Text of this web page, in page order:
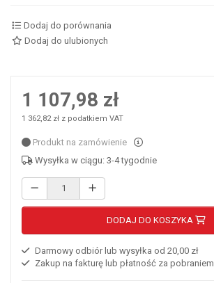
Dodaj do porównania
Dodaj do ulubionych
1 107,98 zł
1 362,82 zł z podatkiem VAT
Produkt na zamówienie
Wysyłka w ciągu: 3-4 tygodnie
DODAJ DO KOSZYKA
Darmowy odbiór lub wysyłka od 20,00 zł
Zakup na fakturę lub płatność za pobraniem